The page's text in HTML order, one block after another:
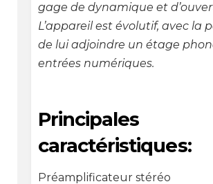
gage de dynamique et
L’appareil est évolutif, avec la
de lui adjoindre un étage
entrées numériques.
Principales
caractéristiques:
Préamplificateur stéréo